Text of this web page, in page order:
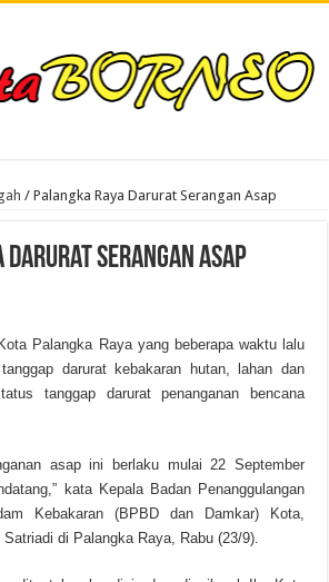
/ Palangka Raya Darurat Serangan Asap
Darurat Serangan Asap
Palangka Raya yang beberapa waktu lalu
darurat kebakaran hutan, lahan dan
tanggap darurat penanganan bencana
asap ini berlaku mulai 22 September
kata Kepala Badan Penanggulangan
Kebakaran (BPBD dan Damkar) Kota,
di Palangka Raya, Rabu (23/9).